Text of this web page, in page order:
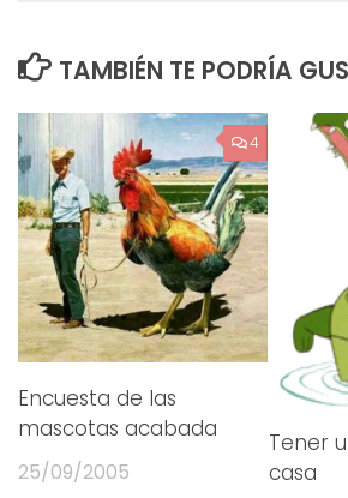
TAMBIÉN TE PODRÍA
4
Encuesta de las
mascotas acabada
25/09/2005
Tener
casa